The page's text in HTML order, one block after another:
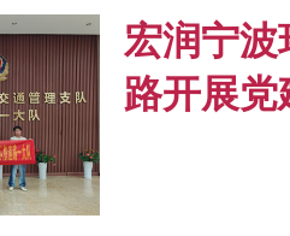
宏润宁
路开展